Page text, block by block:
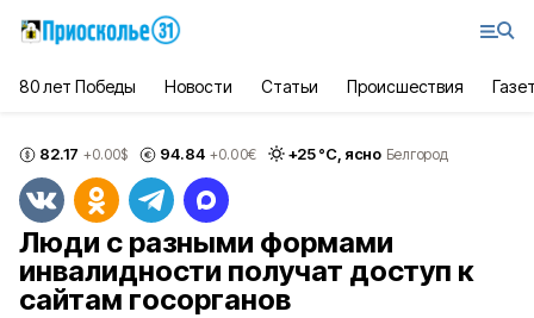
80 лет Победы Новости Статьи Происшествия
82.17 +0.00$ 94.84 +0.00€ +25°С, ясно Белгород
Люди с разными формами
инвалидности получат доступ к
сайтам госорганов